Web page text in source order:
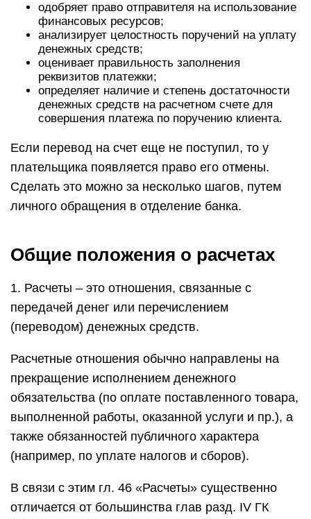
одобряет право отправителя на использование
финансовых ресурсов;
анализирует целостность поручений на уплату
денежных средств;
оценивает правильность заполнения
реквизитов платежки;
определяет наличие и степень достаточности
денежных средств на расчетном счете для
совершения платежа по поручению клиента.
Если перевод на счет еще не поступил, то у
плательщика появляется право его отмены.
Сделать это можно за несколько шагов, путем
личного обращения в отделение банка.
Общие положения о расчетах
1. Расчеты – это отношения, связанные с
передачей денег или перечислением
(переводом) денежных средств.
Расчетные отношения обычно направлены на
прекращение исполнением денежного
обязательства (по оплате поставленного товара,
выполненной работы, оказанной услуги и пр.), а
также обязанностей публичного характера
(например, по уплате налогов и сборов).
В связи с этим гл. 46 «Расчеты» существенно
отличается от большинства глав разд. IV ГК